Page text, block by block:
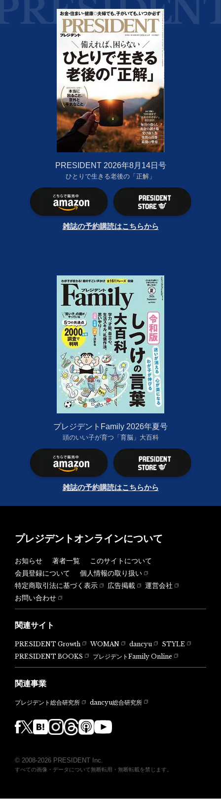
PRESIDENT 2026年8月14日号
ひとりで生きる老後の「正解」
雑誌の予約購読はこちらから
プレジデントFamily 2026年夏号
頭のいい子が育つ「育脳」大百科
雑誌の予約購読はこちらから
プレジデントオンラインについて
お知らせ 著者一覧
このサイトについて
会員登録について
個人情報の取り扱い
特定商取引法に基づく表示
広告掲載
運営会社
お問い合わせ
関連サイト
PRESIDENT Growth WOMAN dancyu
STYLE
PRESIDENT BOOKS
プレジデントFamily Online
関連事業
プレジデント総合研究所 dancyu総合研究所
© 2008-2026 PRESIDENT Inc.
すべての画像・データについて無断転用・無断転載を禁じます。